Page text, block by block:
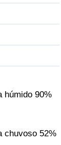
húmido 90%
chuvoso 52%